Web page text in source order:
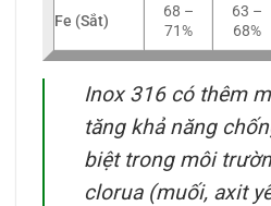
Fe (Sắt)
68 –
71%
63 –
68%
Inox 316 có thêm
tăng khả năng
biệt trong môi
clorua (muối, axit